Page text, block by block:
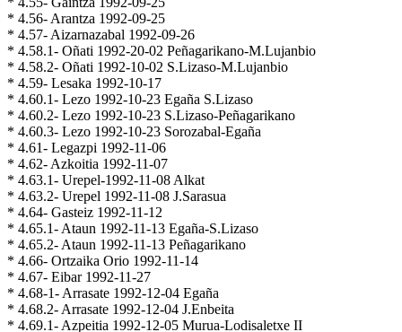
* 4.56- Arantza 1992-09-25
* 4.57- Aizarnazabal 1992-09-26
* 4.58.1- Oñati 1992-20-02 Peñagarikano-M.Lujanbio
* 4.58.2- Oñati 1992-10-02 S.Lizaso-M.Lujanbio
* 4.59- Lesaka 1992-10-17
* 4.60.1- Lezo 1992-10-23 Egaña S.Lizaso
* 4.60.2- Lezo 1992-10-23 S.Lizaso-Peñagarikano
* 4.60.3- Lezo 1992-10-23 Sorozabal-Egaña
* 4.61- Legazpi 1992-11-06
* 4.62- Azkoitia 1992-11-07
* 4.63.1- Urepel-1992-11-08 Alkat
* 4.63.2- Urepel 1992-11-08 J.Sarasua
* 4.64- Gasteiz 1992-11-12
* 4.65.1- Ataun 1992-11-13 Egaña-S.Lizaso
* 4.65.2- Ataun 1992-11-13 Peñagarikano
* 4.66- Ortzaika Orio 1992-11-14
* 4.67- Eibar 1992-11-27
* 4.68-1- Arrasate 1992-12-04 Egaña
* 4.68.2- Arrasate 1992-12-04 J.Enbeita
* 4.69.1- Azpeitia 1992-12-05 Murua-Lodisaletxe II